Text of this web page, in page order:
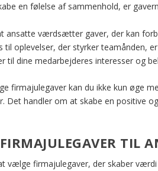
en følelse af sammenhold, er
ansatte værdsætter gaver, der kan
til oplevelser, der styrker teamånden,
til dine medarbejderes interesser og
firmajulegaver kan du ikke kun øge
Det handler om at skabe en positive
TIL
vælge firmajulegaver, der skaber